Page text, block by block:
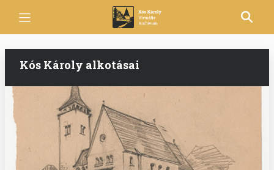
Kós Károly alkotásai